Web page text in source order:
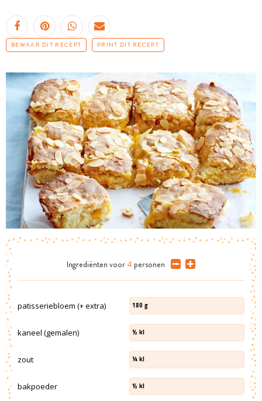
BEWAAR DIT RECEPT PRINT DIT RECEPT
Ingrediënten voor 4 personen
patisseriebloem (+ extra) 180 g
kaneel (gemalen) ½ kl
zout ¼ kl
bakpoeder ½ kl